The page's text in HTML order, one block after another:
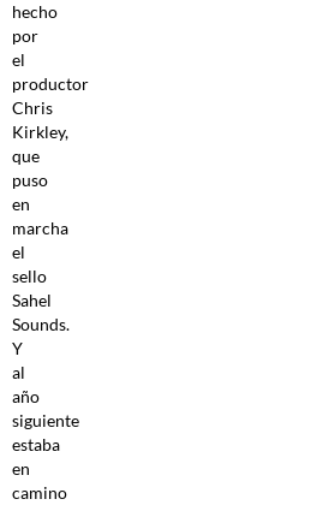
hecho
por
el
productor
Chris
Kirkley,
que
puso
en
marcha
el
sello
Sahel
Sounds.
Y
al
año
siguiente
estaba
en
camino